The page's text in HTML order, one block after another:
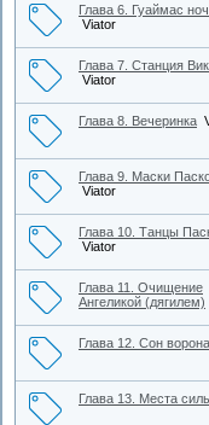
Глава 6. Гуаймас
Viator
Глава 7. Станция
Viator
Глава 8. Вечеринка
Глава 9. Маски
Viator
Глава 10. Танцы
Viator
Глава 11. Очищение
Ангеликой (дягилем)
Глава 12. Сон ворона
Глава 13. Места